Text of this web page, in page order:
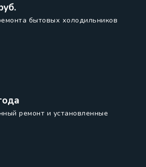
бытовых холодильников
ремонт и установленные